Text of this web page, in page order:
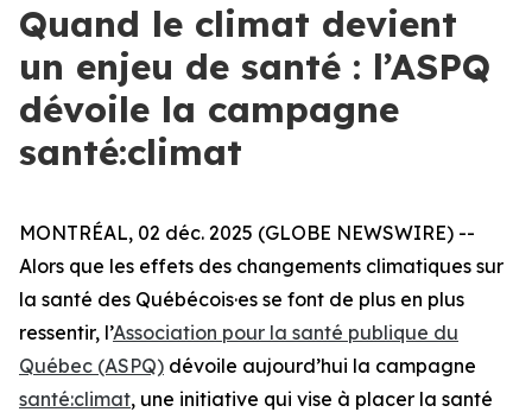
Quand le climat devient
un enjeu de santé : l’ASPQ
dévoile la campagne
santé:climat
MONTRÉAL, 02 déc. 2025 (GLOBE NEWSWIRE) --
Alors que les effets des changements climatiques sur
la santé des Québécois·es se font de plus en plus
ressentir, l’Association pour la santé publique du
Québec (ASPQ) dévoile aujourd’hui la campagne
santé:climat, une initiative qui vise à placer la santé